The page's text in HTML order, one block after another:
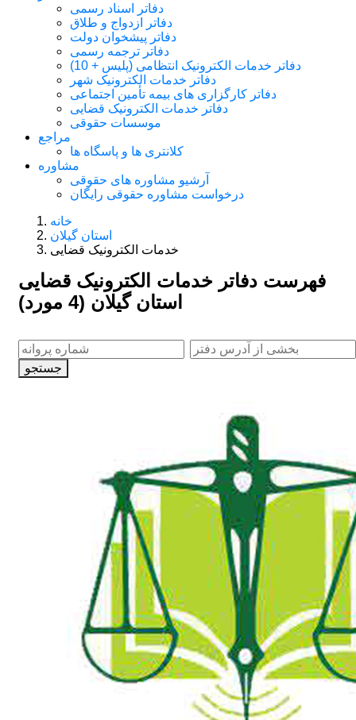
دفاتر اسناد رسمی
دفاتر ازدواج و طلاق
دفاتر پیشخوان دولت
دفاتر ترجمه رسمی
دفاتر خدمات الکترونیک انتظامی (پلیس + 10)
دفاتر خدمات الکترونیک شهر
دفاتر کارگزاری های بیمه تأمین اجتماعی
دفاتر خدمات الکترونیک قضایی
موسسات حقوقی
مراجع
کلانتری ها و پاسگاه ها
مشاوره
آرشیو مشاوره های حقوقی
درخواست مشاوره حقوقی رایگان
خانه
استان گیلان
خدمات الکترونیک قضایی
فهرست دفاتر خدمات الکترونیک قضایی
استان گیلان (4 مورد)
جستجو